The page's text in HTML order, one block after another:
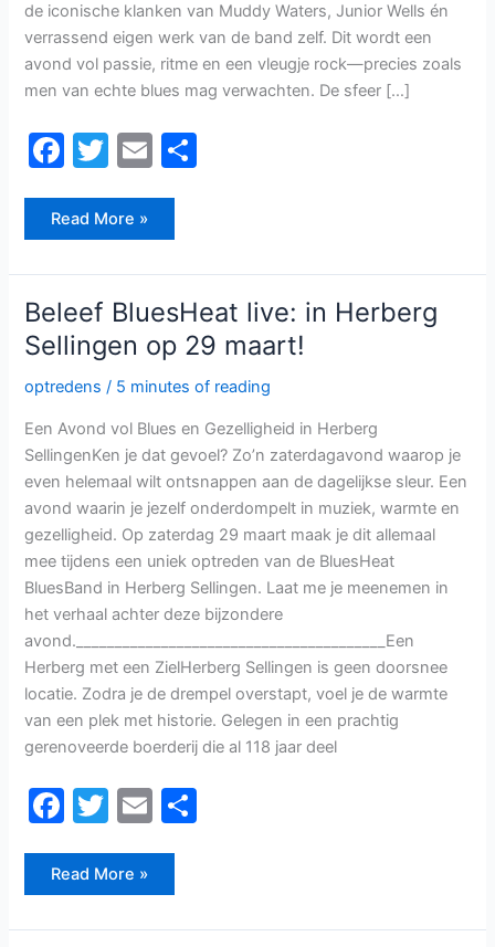
de iconische klanken van Muddy Waters, Junior Wells én
verrassend eigen werk van de band zelf. Dit wordt een
avond vol passie, ritme en een vleugje rock—precies zoals
men van echte blues mag verwachten. De sfeer […]
F
c
o
o
k
T
itt
E
Read More »
Beleef BluesHeat live: in Herberg
Sellingen op 29 maart!
optredens / 5 minutes of reading
Een Avond vol Blues en Gezelligheid in Herberg
SellingenKen je dat gevoel? Zo’n zaterdagavond waarop je
even helemaal wilt ontsnappen aan de dagelijkse sleur. Een
avond waarin je jezelf onderdompelt in muziek, warmte en
gezelligheid. Op zaterdag 29 maart maak je dit allemaal
mee tijdens een uniek optreden van de BluesHeat
BluesBand in Herberg Sellingen. Laat me je meenemen in
het verhaal achter deze bijzondere
avond.________________________________________Een
Herberg met een ZielHerberg Sellingen is geen doorsnee
locatie. Zodra je de drempel overstapt, voel je de warmte
van een plek met historie. Gelegen in een prachtig
gerenoveerde boerderij die al 118 jaar deel
F
c
T
itt
E
Beleef
BluesHeat
live:
in
Herberg
Sellingen
op
maart!
Read More »